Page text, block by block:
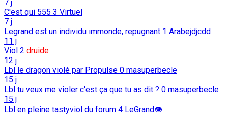
7 j
C'est qui 555 3 Virtuel
7 j
Legrand est un individu immonde, repugnant 1 Arabejdjcdd
11 j
Viol 2 druide
12 j
Lbl le dragon violé par Propulse 0 masuperbecle
15 j
Lbl tu veux me violer c'est ça que tu as dit ? 0 masuperbecle
15 j
Lbl en pleine tastyviol du forum 4 LeGrand👁️